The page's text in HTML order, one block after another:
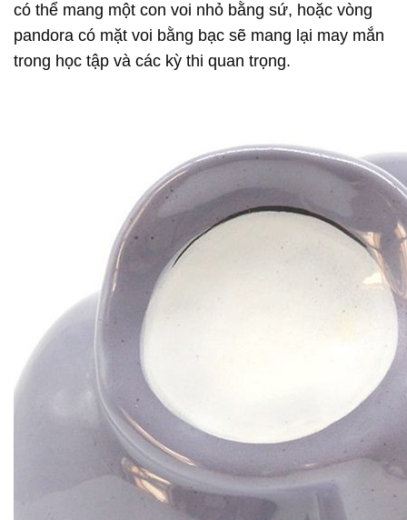
có thể mang một con voi nhỏ bằng sứ, hoặc vòng
pandora có mặt voi bằng bạc sẽ mang lại may mắn
trong học tập và các kỳ thi quan trọng.